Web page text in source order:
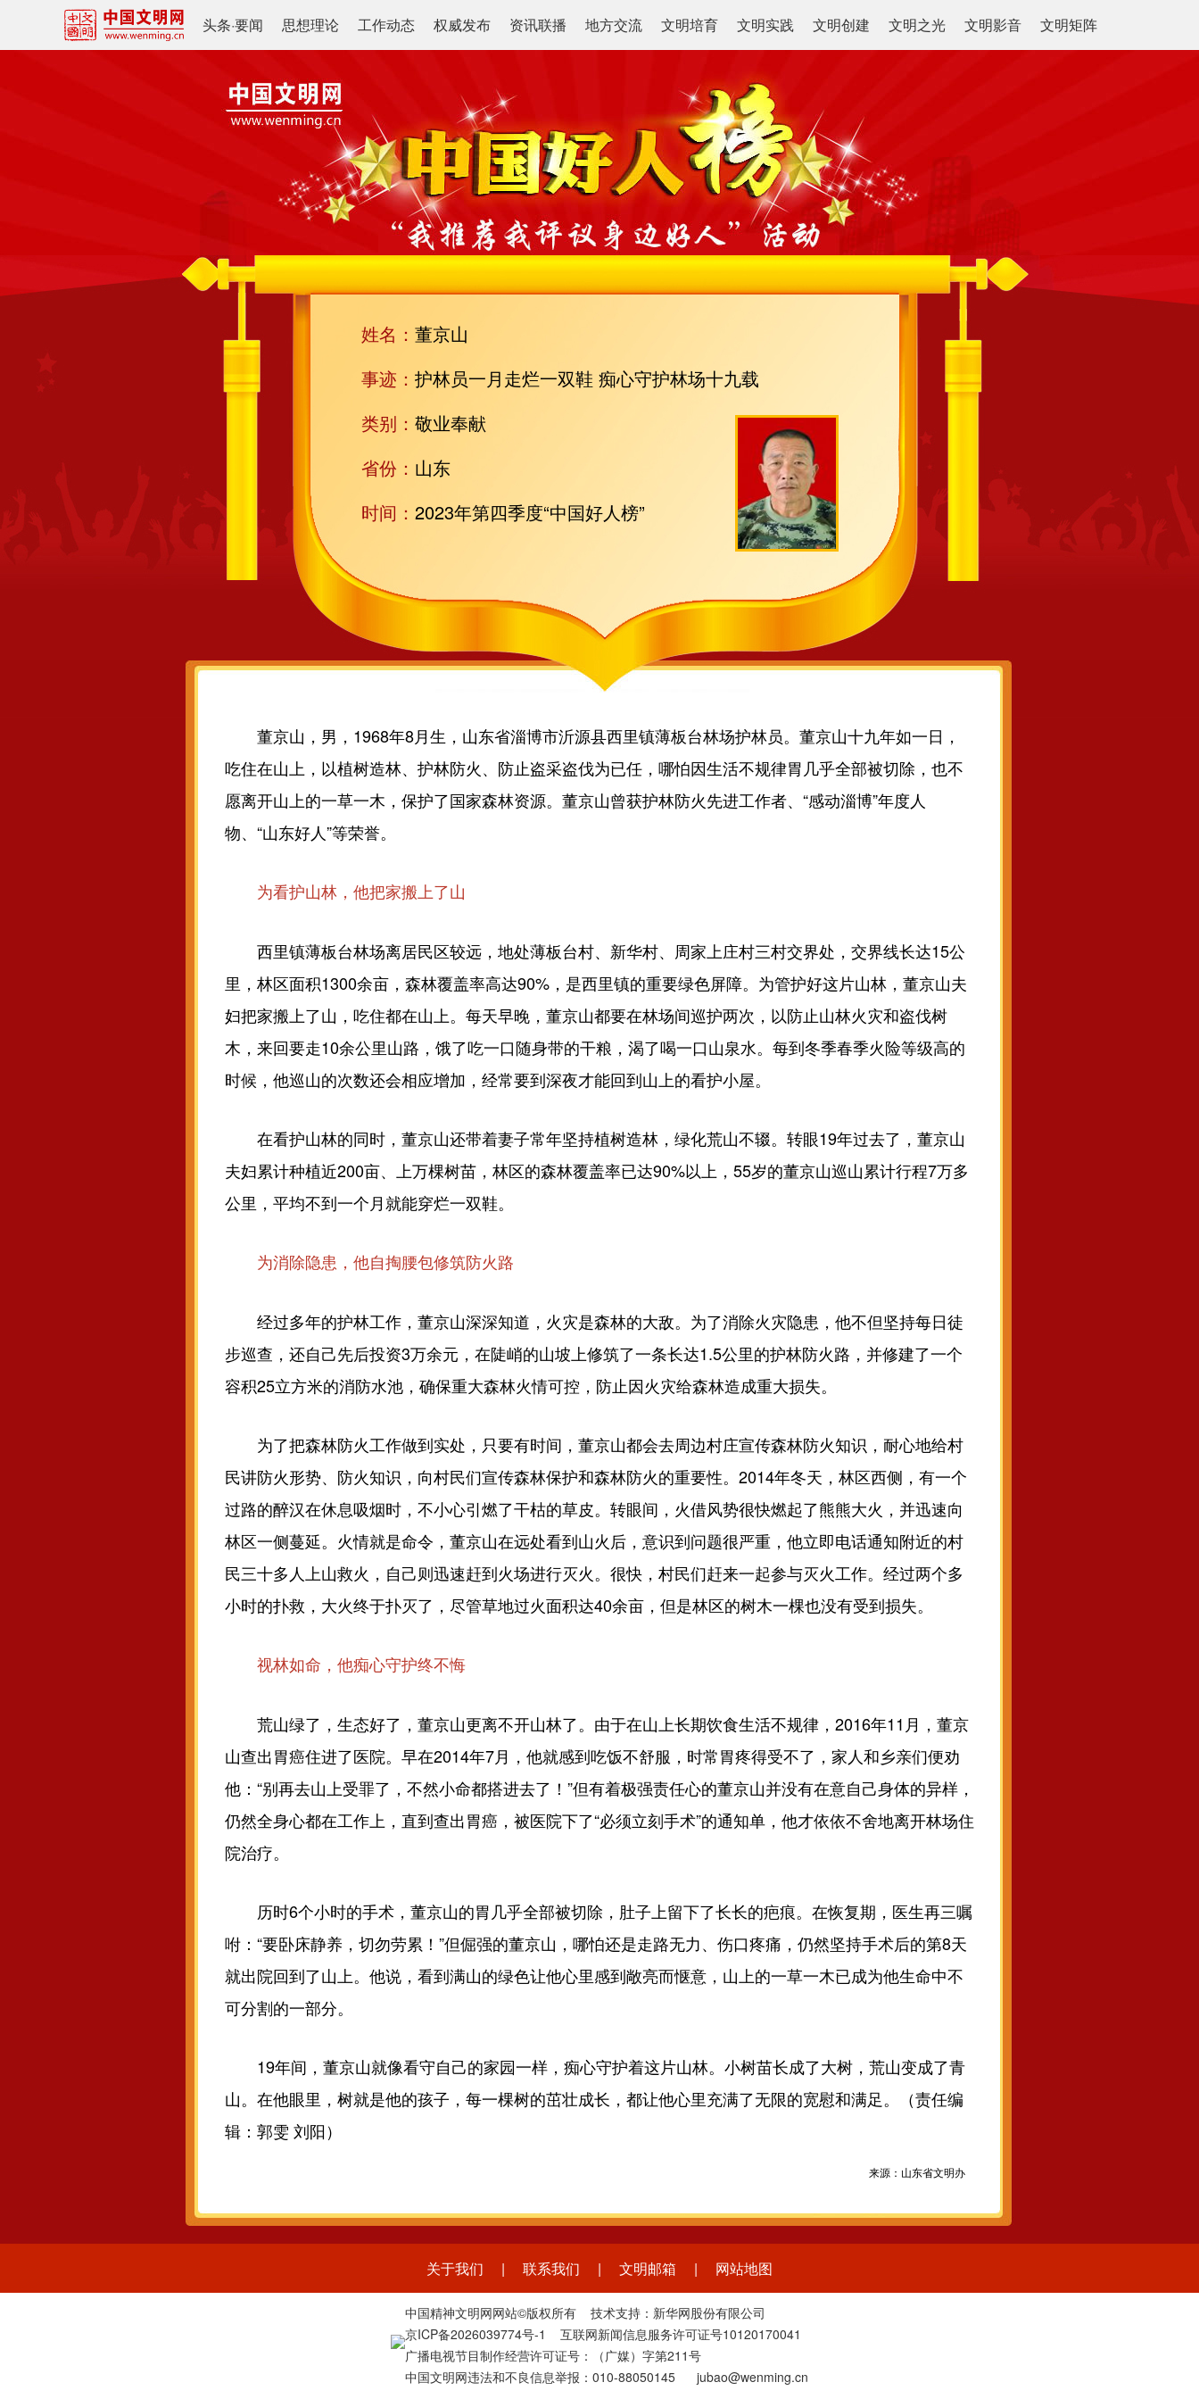
头条·要闻 思想理论 工作动态 权威发布 资讯联播 地方交流 文明培育 文明实践 文明创建 文明之光 文明影音 文明矩阵
姓名： 董京山
事迹： 护林员一月走烂一双鞋 痴心守护林场十九载
类别： 敬业奉献
省份： 山东
时间： 2023年第四季度“中国好人榜”
董京山，男，1968年8月生，山东省淄博市沂源县西里镇薄板台林场护林员。董京山十九年如一日，
吃住在山上，以植树造林、护林防火、防止盗采盗伐为已任，哪怕因生活不规律胃几乎全部被切除，也不
愿离开山上的一草一木，保护了国家森林资源。董京山曾获护林防火先进工作者、“感动淄博”年度人
物、“山东好人”等荣誉。
为看护山林，他把家搬上了山
西里镇薄板台林场离居民区较远，地处薄板台村、新华村、周家上庄村三村交界处，交界线长达15公
里，林区面积1300余亩，森林覆盖率高达90%，是西里镇的重要绿色屏障。为管护好这片山林，董京山夫
妇把家搬上了山，吃住都在山上。每天早晚，董京山都要在林场间巡护两次，以防止山林火灾和盗伐树
木，来回要走10余公里山路，饿了吃一口随身带的干粮，渴了喝一口山泉水。每到冬季春季火险等级高的
时候，他巡山的次数还会相应增加，经常要到深夜才能回到山上的看护小屋。
在看护山林的同时，董京山还带着妻子常年坚持植树造林，绿化荒山不辍。转眼19年过去了，董京山
夫妇累计种植近200亩、上万棵树苗，林区的森林覆盖率已达90%以上，55岁的董京山巡山累计行程7万多
公里，平均不到一个月就能穿烂一双鞋。
为消除隐患，他自掏腰包修筑防火路
经过多年的护林工作，董京山深深知道，火灾是森林的大敌。为了消除火灾隐患，他不但坚持每日徒
步巡查，还自己先后投资3万余元，在陡峭的山坡上修筑了一条长达1.5公里的护林防火路，并修建了一个
容积25立方米的消防水池，确保重大森林火情可控，防止因火灾给森林造成重大损失。
为了把森林防火工作做到实处，只要有时间，董京山都会去周边村庄宣传森林防火知识，耐心地给村
民讲防火形势、防火知识，向村民们宣传森林保护和森林防火的重要性。2014年冬天，林区西侧，有一个
过路的醉汉在休息吸烟时，不小心引燃了干枯的草皮。转眼间，火借风势很快燃起了熊熊大火，并迅速向
林区一侧蔓延。火情就是命令，董京山在远处看到山火后，意识到问题很严重，他立即电话通知附近的村
民三十多人上山救火，自己则迅速赶到火场进行灭火。很快，村民们赶来一起参与灭火工作。经过两个多
小时的扑救，大火终于扑灭了，尽管草地过火面积达40余亩，但是林区的树木一棵也没有受到损失。
视林如命，他痴心守护终不悔
荒山绿了，生态好了，董京山更离不开山林了。由于在山上长期饮食生活不规律，2016年11月，董京
山查出胃癌住进了医院。早在2014年7月，他就感到吃饭不舒服，时常胃疼得受不了，家人和乡亲们便劝
他：“别再去山上受罪了，不然小命都搭进去了！”但有着极强责任心的董京山并没有在意自己身体的异样，
仍然全身心都在工作上，直到查出胃癌，被医院下了“必须立刻手术”的通知单，他才依依不舍地离开林场住
院治疗。
历时6个小时的手术，董京山的胃几乎全部被切除，肚子上留下了长长的疤痕。在恢复期，医生再三嘱
咐：“要卧床静养，切勿劳累！”但倔强的董京山，哪怕还是走路无力、伤口疼痛，仍然坚持手术后的第8天
就出院回到了山上。他说，看到满山的绿色让他心里感到敞亮而惬意，山上的一草一木已成为他生命中不
可分割的一部分。
19年间，董京山就像看守自己的家园一样，痴心守护着这片山林。小树苗长成了大树，荒山变成了青
山。在他眼里，树就是他的孩子，每一棵树的茁壮成长，都让他心里充满了无限的宽慰和满足。（责任编
辑：郭雯 刘阳）
来源：山东省文明办
关于我们 | 联系我们 | 文明邮箱 | 网站地图
中国精神文明网网站©版权所有 技术支持：新华网股份有限公司
京ICP备2026039774号-1
互联网新闻信息服务许可证号10120170041
广播电视节目制作经营许可证号：（广媒）字第211号
中国文明网违法和不良信息举报：010-88050145 jubao@wenming.cn